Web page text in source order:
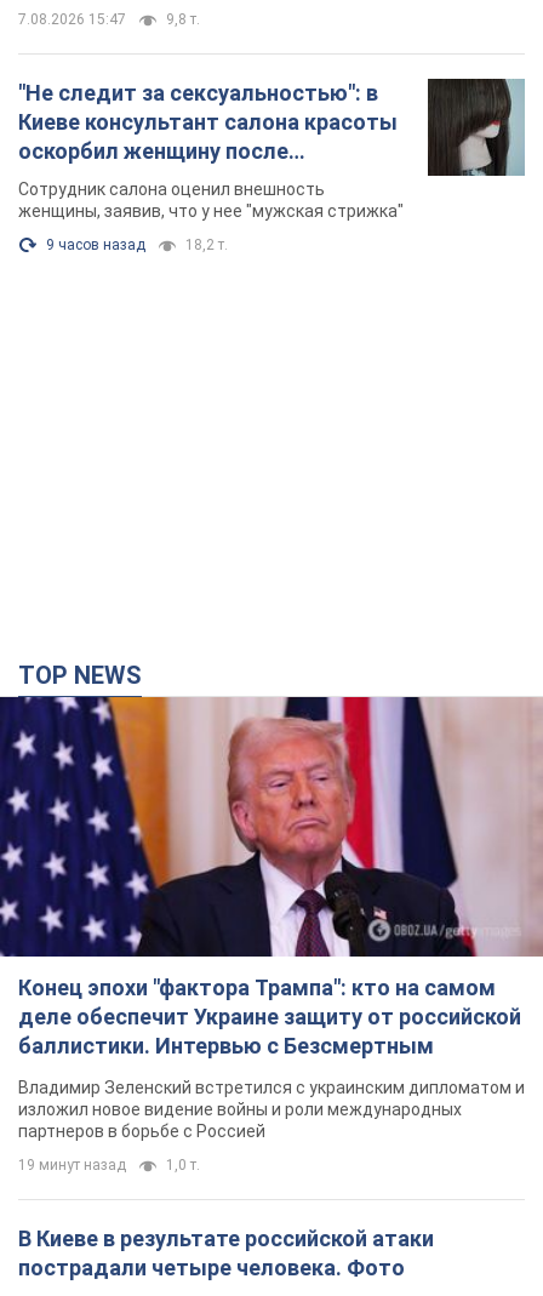
7.08.2026 15:47 9,8 т.
"Не следит за сексуальностью": в
Киеве консультант салона красоты
оскорбил женщину после
химиотерапии, разгорелся скандал.
Фото
Сотрудник салона оценил внешность
женщины, заявив, что у нее "мужская стрижка"
9 часов назад 18,2 т.
TOP NEWS
Конец эпохи "фактора Трампа": кто на самом
деле обеспечит Украине защиту от российской
баллистики. Интервью с Безсмертным
Владимир Зеленский встретился с украинским дипломатом и
изложил новое видение войны и роли международных
партнеров в борьбе с Россией
19 минут назад 1,0 т.
В Киеве в результате российской атаки
пострадали четыре человека. Фото